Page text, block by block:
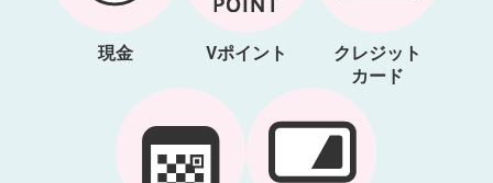
現金 Vポイント
クレジット
カード